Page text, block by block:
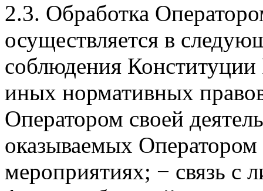
2.3. Обработка
осуществляется в
соблюдения
иных нормативных
Оператором своей
оказываемых
мероприятиях; − связь с